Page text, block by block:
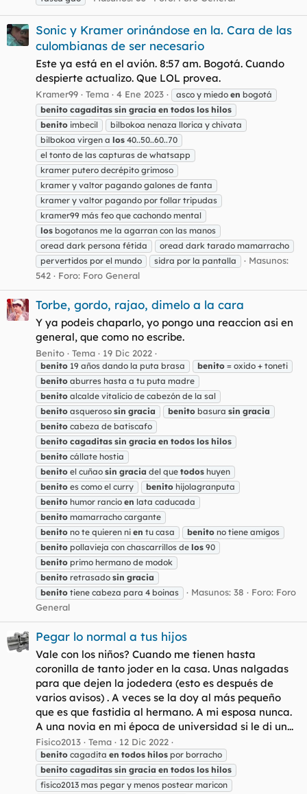
Sonic y Kramer orinándose en la. Cara de las
culombianas de ser necesario
Este ya está en el avión. 8:57 am. Bogotá. Cuando
despierte actualizo. Que LOL provea.
Kramer99 Tema 4 Ene 2023 asco y miedo en bogotá
benito cagaditas sin gracia en todos los hilos
benito imbecil
bilbokoa nenaza llorica y chivata
bilbokoa virgen a los 40..50..60..70
el tonto de las capturas de whatsapp
kramer putero decrépito grimoso
kramer y valtor pagando galones de fanta
kramer y valtor pagando por follar tripudas
kramer99 más feo que cachondo mental
los bogotanos me la agarran con las manos
oread dark persona fétida
oread dark tarado mamarracho
pervertidos por el mundo
sidra por la pantalla
Masunos:
542
Foro: Foro General
Torbe, gordo, rajao, dimelo a la cara
Y ya podeis chaparlo, yo pongo una reaccion asi en
general, que como no escribe.
Benito Tema 19 Dic 2022
benito 19 años dando la puta brasa benito = oxido + toneti
benito aburres hasta a tu puta madre
benito alcalde vitalicio de cabezón de la sal
benito asqueroso sin gracia benito basura sin gracia
benito cabeza de batiscafo
benito cagaditas sin gracia en todos los hilos
benito cállate hostia
benito el cuñao sin gracia del que todos huyen
benito es como el curry benito hijolagranputa
benito humor rancio en lata caducada
benito mamarracho cargante
benito no te quieren ni en tu casa benito no tiene amigos
benito pollavieja con chascarrillos de los 90
benito primo hermano de modok
benito retrasado sin gracia
benito tiene cabeza para 4 boinas Masunos: 38 Foro: Foro
General
Pegar lo normal a tus hijos
Vale con los niños? Cuando me tienen hasta
coronilla de tanto joder en la casa. Unas nalgadas
para que dejen la jodedera (esto es después de
varios avisos) . A veces se la doy al más pequeño
que es que fastidia al hermano. A mi esposa nunca.
A una novia en mi época de universidad si le di un...
Fisico2013 Tema 12 Dic 2022
benito cagadita en todos hilos por borracho
benito cagaditas sin gracia en todos los hilos
fisico2013 mas pegar y menos postear maricon